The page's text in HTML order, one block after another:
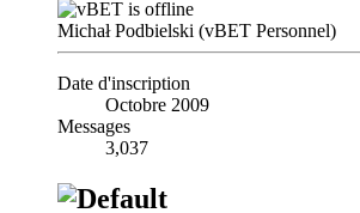
Michał Podbielski (vBET Personnel)
Date d'inscription
Octobre 2009
Messages
3,037